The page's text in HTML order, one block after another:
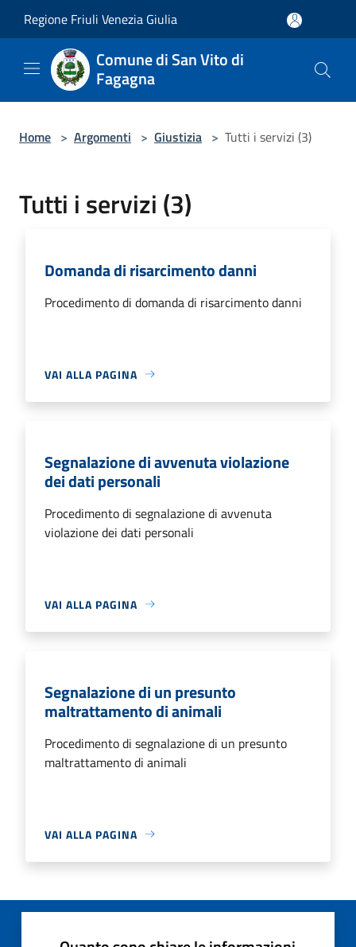
Regione Friuli Venezia Giulia
Comune di San Vito di
Fagagna
Home > Argomenti > Giustizia > Tutti i servizi (3)
Tutti i servizi (3)
Domanda di risarcimento danni
Procedimento di domanda di risarcimento danni
VAI ALLA PAGINA
Segnalazione di avvenuta violazione
dei dati personali
Procedimento di segnalazione di avvenuta
violazione dei dati personali
VAI ALLA PAGINA
Segnalazione di un presunto
maltrattamento di animali
Procedimento di segnalazione di un presunto
maltrattamento di animali
VAI ALLA PAGINA